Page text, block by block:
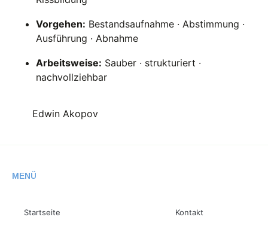
Vorgehen: Bestandsaufnahme · Abstimmung ·
Ausführung · Abnahme
Arbeitsweise: Sauber · strukturiert ·
nachvollziehbar
Edwin Akopov
MENÜ
Startseite Kontakt